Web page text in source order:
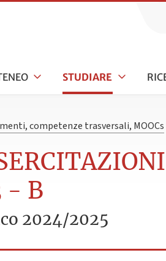
STUDIARE
competenze trasversali, MOOCs
- B
2024/2025